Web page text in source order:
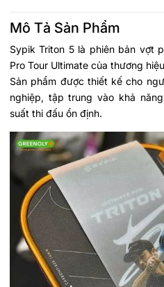
Mô Tả Sản Phẩm
Sypik Triton 5 là phiên bản vợt
Pro Tour Ultimate của thương
Sản phẩm được thiết kế cho
nghiệp, tập trung vào khả
suất thi đấu ổn định.